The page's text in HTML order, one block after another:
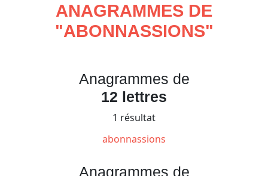
ANAGRAMMES DE
"ABONNASSIONS"
Anagrammes de
12 lettres
1 résultat
abonnassions
Anagrammes de